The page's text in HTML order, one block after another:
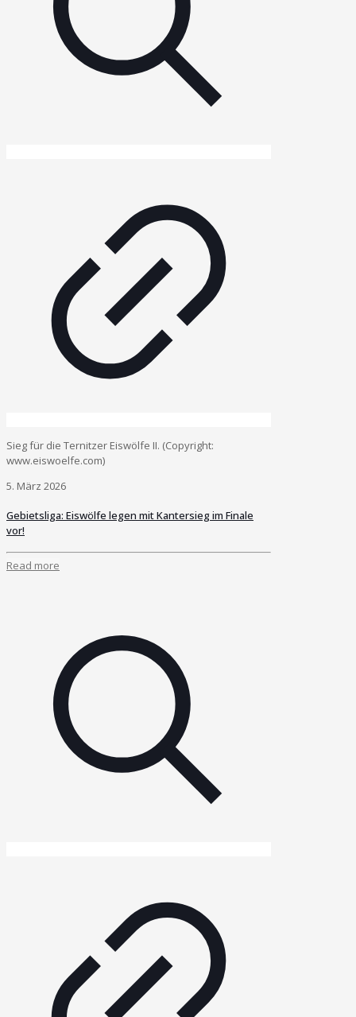
Sieg für die Ternitzer Eiswölfe II. (Copyright:
www.eiswoelfe.com)
5. März 2026
Gebietsliga: Eiswölfe legen mit Kantersieg im Finale
vor!
Read more